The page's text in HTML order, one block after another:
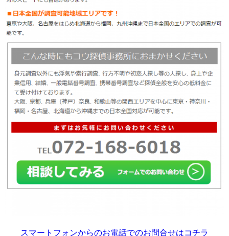
スマートフォンからのお電話でのお問合せはコチラ